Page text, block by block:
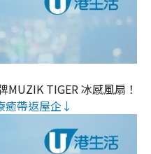
MUZIK TIGER 冰感風扇！
癒帶返屋企↓